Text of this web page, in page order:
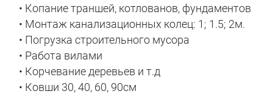
• Копание траншей, котлованов, фундаментов
• Монтаж канализационных колец: 1; 1.5; 2м.
• Погрузка строительного мусора
• Работа вилами
• Корчевание деревьев и т.д
• Ковши 30, 40, 60, 90см